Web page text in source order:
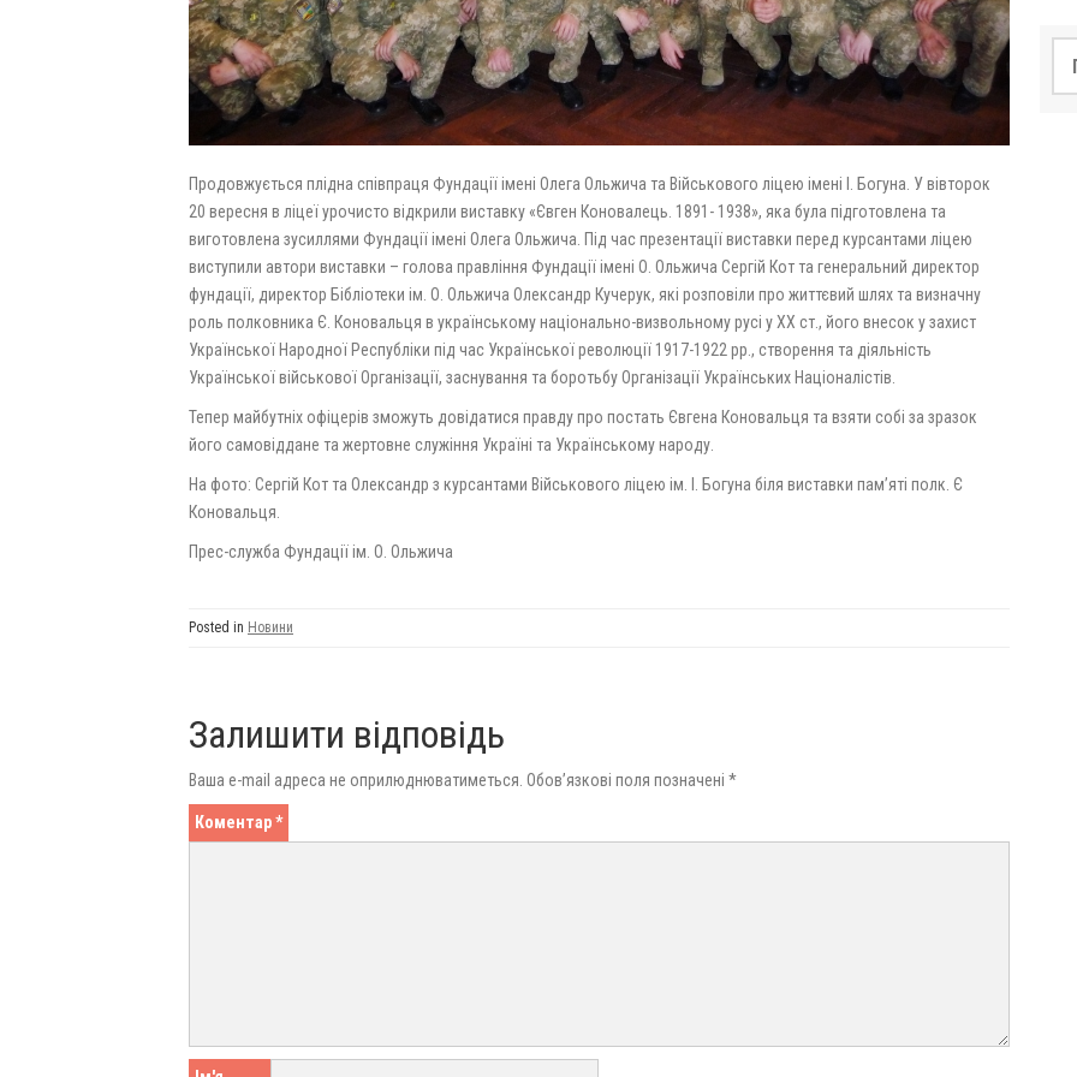
Продовжується плідна співпраця Фундації імені Олега Ольжича та Військового ліцею імені І. Богуна. У вівторок
20 вересня в ліцеї урочисто відкрили виставку «Євген Коновалець. 1891- 1938», яка була підготовлена та
виготовлена зусиллями Фундації імені Олега Ольжича. Під час презентації виставки перед курсантами ліцею
виступили автори виставки – голова правління Фундації імені О. Ольжича Сергій Кот та генеральний директор
фундації, директор Бібліотеки ім. О. Ольжича Олександр Кучерук, які розповіли про життєвий шлях та визначну
роль полковника Є. Коновальця в українському національно-визвольному русі у ХХ ст., його внесок у захист
Української Народної Республіки під час Української революції 1917-1922 рр., створення та діяльність
Української військової Організації, заснування та боротьбу Організації Українських Націоналістів.
Тепер майбутніх офіцерів зможуть довідатися правду про постать Євгена Коновальця та взяти собі за зразок
його самовіддане та жертовне служіння Україні та Українському народу.
На фото: Сергій Кот та Олександр з курсантами Військового ліцею ім. І. Богуна біля виставки пам’яті полк. Є
Коновальця.
Прес-служба Фундації ім. О. Ольжича
Posted in Новини
Залишити відповідь
Ваша e-mail адреса не оприлюднюватиметься. Обов’язкові поля позначені *
Коментар*